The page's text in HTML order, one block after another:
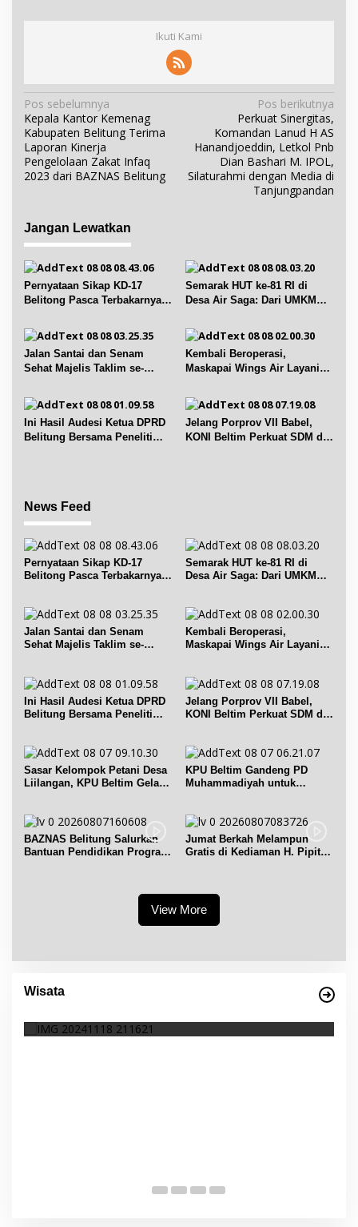
Ikuti Kami
N
a
v
i
g
s
i
p
o
s
Pos sebelumnya
Kepala Kantor Kemenag
Kabupaten Belitung Terima
Laporan Kinerja
Pengelolaan Zakat Infaq
2023 dari BAZNAS Belitung
Pos berikutnya
Perkuat Sinergitas,
Komandan Lanud H AS
Hanandjoeddin, Letkol Pnb
Dian Bashari M. IPOL,
Silaturahmi dengan Media di
Tanjungpandan
Jangan Lewatkan
Pernyataan Sikap KD-17
Belitong Pasca Terbakarnya
Semarak HUT ke-81 RI di
Desa Air Saga: Dari UMKM
Jalan Santai dan Senam
Sehat Majelis Taklim se-
Kembali Beroperasi,
Maskapai Wings Air Layani
Ini Hasil Audesi Ketua DPRD
Belitung Bersama Peneliti
Jelang Porprov VII Babel,
KONI Beltim Perkuat SDM di
News Feed
Pernyataan Sikap KD-17
Belitong Pasca Terbakarnya
Semarak HUT ke-81 RI di
Desa Air Saga: Dari UMKM
Jalan Santai dan Senam
Sehat Majelis Taklim se-
Kembali Beroperasi,
Maskapai Wings Air Layani
Ini Hasil Audesi Ketua DPRD
Belitung Bersama Peneliti
Jelang Porprov VII Babel,
KONI Beltim Perkuat SDM di
Sasar Kelompok Petani Desa
Liilangan, KPU Beltim Gelar
KPU Beltim Gandeng PD
Muhammadiyah untuk
BAZNAS Belitung Salurkan
Bantuan Pendidikan Program
Jumat Berkah Melampun
Gratis di Kediaman H. Pipit
View More
Wisata